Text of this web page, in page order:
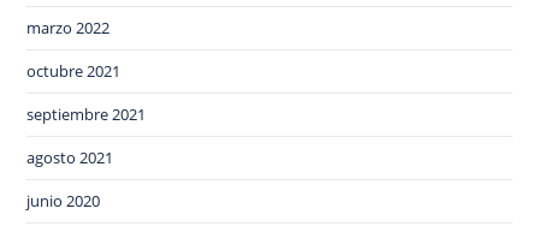
marzo 2022
octubre 2021
septiembre 2021
agosto 2021
junio 2020